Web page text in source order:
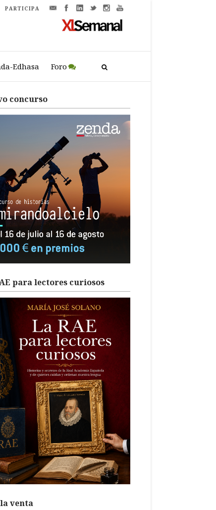
PARTICIPA
Edhasa Foro
concurso
para lectores curiosos
venta